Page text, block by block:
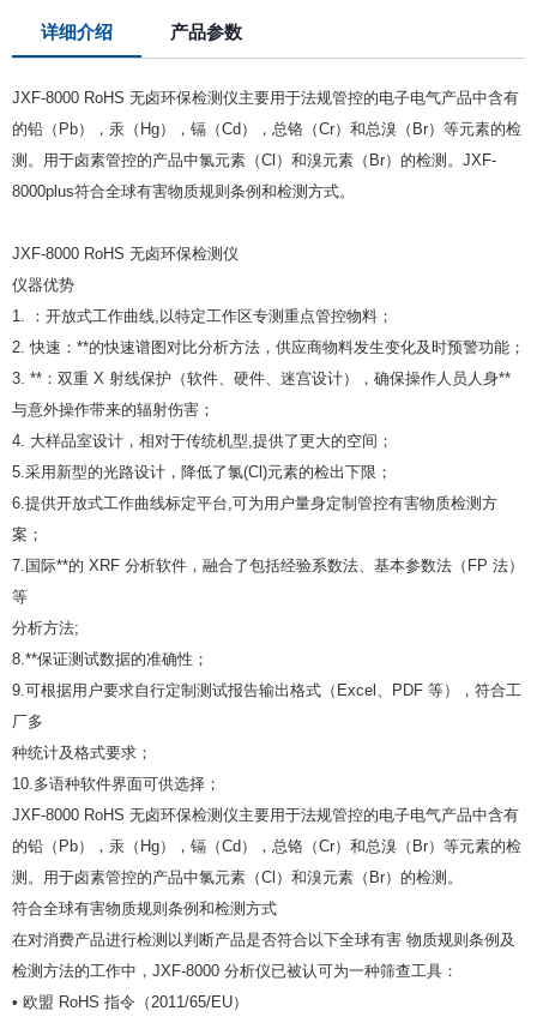
详细介绍 产品参数
JXF-8000 RoHS 无卤环保检测仪主要用于法规管控的电子电气产品中含有
的铅（Pb），汞（Hg），镉（Cd），总铬（Cr）和总溴（Br）等元素的检
测。用于卤素管控的产品中氯元素（Cl）和溴元素（Br）的检测。JXF-
8000plus符合全球有害物质规则条例和检测方式。
JXF-8000 RoHS 无卤环保检测仪
仪器优势
1. ：开放式工作曲线,以特定工作区专测重点管控物料；
2. 快速：**的快速谱图对比分析方法，供应商物料发生变化及时预警功能；
3. **：双重 X 射线保护（软件、硬件、迷宫设计），确保操作人员人身**
与意外操作带来的辐射伤害；
4. 大样品室设计，相对于传统机型,提供了更大的空间；
5.采用新型的光路设计，降低了氯(Cl)元素的检出下限；
6.提供开放式工作曲线标定平台,可为用户量身定制管控有害物质检测方
案；
7.国际**的 XRF 分析软件，融合了包括经验系数法、基本参数法（FP 法）
等
分析方法;
8.**保证测试数据的准确性；
9.可根据用户要求自行定制测试报告输出格式（Excel、PDF 等），符合工
厂多
种统计及格式要求；
10.多语种软件界面可供选择；
JXF-8000 RoHS 无卤环保检测仪主要用于法规管控的电子电气产品中含有
的铅（Pb），汞（Hg），镉（Cd），总铬（Cr）和总溴（Br）等元素的检
测。用于卤素管控的产品中氯元素（Cl）和溴元素（Br）的检测。
符合全球有害物质规则条例和检测方式
在对消费产品进行检测以判断产品是否符合以下全球有害 物质规则条例及
检测方法的工作中，JXF-8000 分析仪已被认可为一种筛查工具：
• 欧盟 RoHS 指令（2011/65/EU）